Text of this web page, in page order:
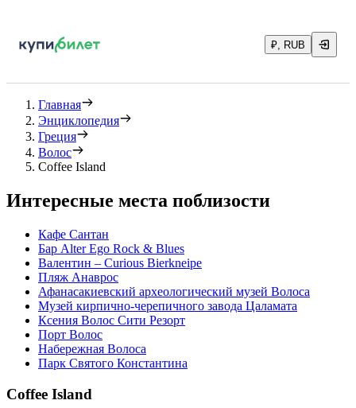
₽, RUB
Главная
Энциклопедия
Греция
Волос
Coffee Island
Интересные места поблизости
Кафе Сантан
Бар Alter Ego Rock & Blues
Валентин – Curious Bierkneipe
Пляж Анаврос
Афанасакиевский археологический музей Волоса
Музей кирпично-черепичного завода Цаламата
Ксения Волос Сити Резорт
Порт Волос
Набережная Волоса
Парк Святого Константина
Coffee Island